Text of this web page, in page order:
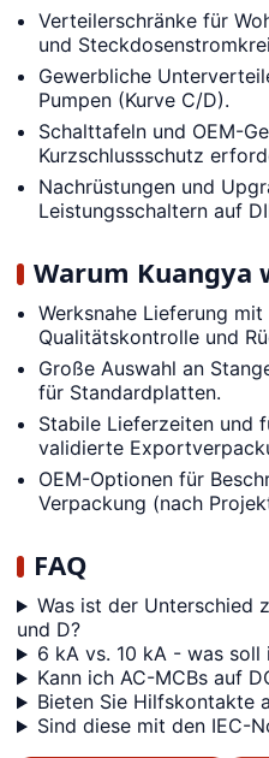
Verteilerschränke für
und
Gewerbliche
Pumpen (Kurve C/D).
Schalttafeln und OEM-
Kurzschlussschutz
Nachrüstungen und
Leistungsschaltern auf
Warum Kuangya
Werksnahe Lieferung
Qualitätskontrolle und
Große Auswahl an
für Standardplatten.
Stabile Lieferzeiten und
validierte
OEM-Optionen für
Verpackung (nach
FAQ
Was ist der Unterschied
und D?
6 kA vs. 10 kA - was soll
Kann ich AC-MCBs auf
Bieten Sie Hilfskontakte
Sind diese mit den IEC-